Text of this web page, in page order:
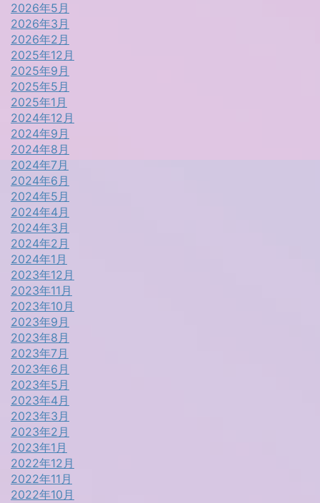
2026年5月
2026年3月
2026年2月
2025年12月
2025年9月
2025年5月
2025年1月
2024年12月
2024年9月
2024年8月
2024年7月
2024年6月
2024年5月
2024年4月
2024年3月
2024年2月
2024年1月
2023年12月
2023年11月
2023年10月
2023年9月
2023年8月
2023年7月
2023年6月
2023年5月
2023年4月
2023年3月
2023年2月
2023年1月
2022年12月
2022年11月
2022年10月